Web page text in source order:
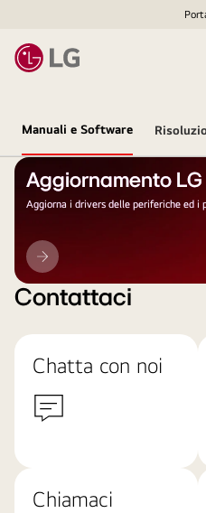
Manuali e Software
Aggiornamento LG
Aggiorna i drivers delle periferiche ed i
Aggiornamento
LG
Contattaci
Chatta con noi
Chiamaci